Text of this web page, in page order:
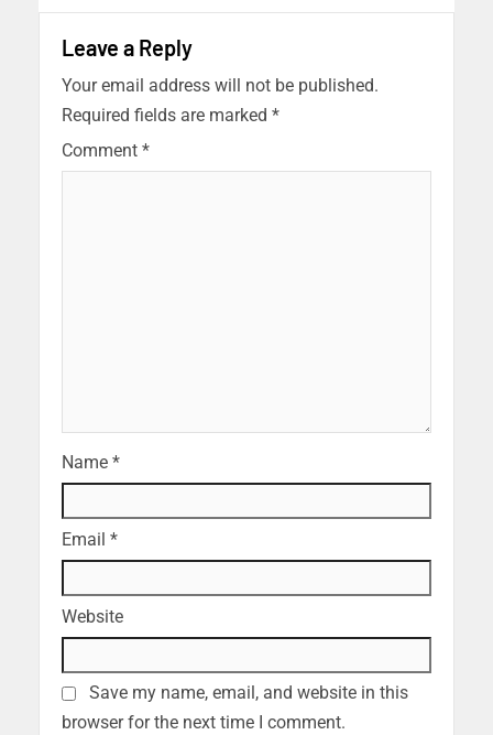
Leave a Reply
Your email address will not be published.
Required fields are marked *
Comment *
Name *
Email *
Website
Save my name, email, and website in this
browser for the next time I comment.